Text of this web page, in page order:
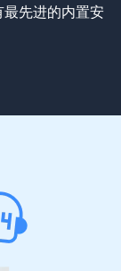
先进的内置安